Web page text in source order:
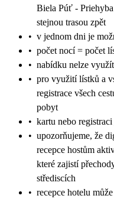
Biela Púť -
stejnou trasou zpět
• v jednom dni je
• počet nocí = počet
• nabídku nelze
• pro využití lístků a
registrace všech
pobyt
• kartu nebo
• upozorňujeme, že
recepce hostům
které zajistí
střediscích
• recepce hotelu